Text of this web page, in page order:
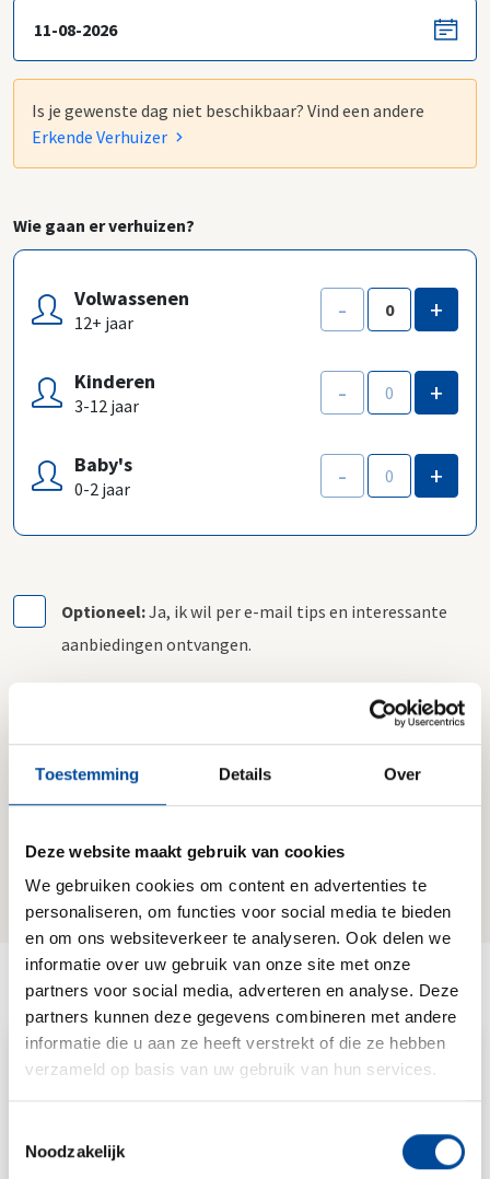
Toestemming Details Over
Deze website maakt gebruik van cookies
We gebruiken cookies om content en advertenties te
personaliseren, om functies voor social media te bieden
en om ons websiteverkeer te analyseren. Ook delen we
informatie over uw gebruik van onze site met onze
partners voor social media, adverteren en analyse. Deze
partners kunnen deze gegevens combineren met andere
informatie die u aan ze heeft verstrekt of die ze hebben
verzameld op basis van uw gebruik van hun services.
Noodzakelijk
Is je gewenste dag niet beschikbaar? Vind een andere
Erkende Verhuizer
Wie gaan er verhuizen?
Volwassenen
12+ jaar - +
Kinderen
3-12 jaar - +
Baby's
0-2 jaar - +
Optioneel:Ja, ik wil per e-mail tips en interessante
aanbiedingen ontvangen.
Gebruiksvoorwaarden van
Verhuizen.nl.
Versturen
Lees ook onze artikelen